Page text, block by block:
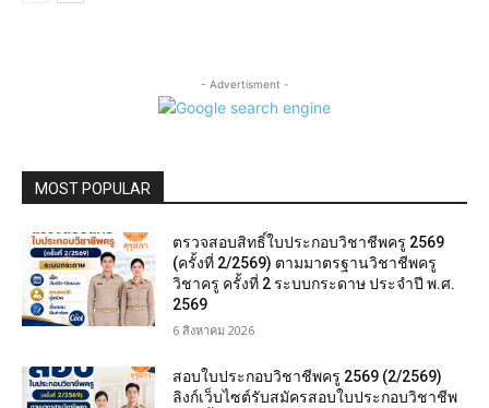
- Advertisment -
MOST POPULAR
ตรวจสอบสิทธิ์ใบประกอบวิชาชีพครู 2569
(ครั้งที่ 2/2569) ตามมาตรฐานวิชาชีพครู
วิชาครู ครั้งที่ 2 ระบบกระดาษ ประจำปี พ.ศ.
2569
6 สิงหาคม 2026
สอบใบประกอบวิชาชีพครู 2569 (2/2569)
ลิงก์เว็บไซต์รับสมัครสอบใบประกอบวิชาชีพ